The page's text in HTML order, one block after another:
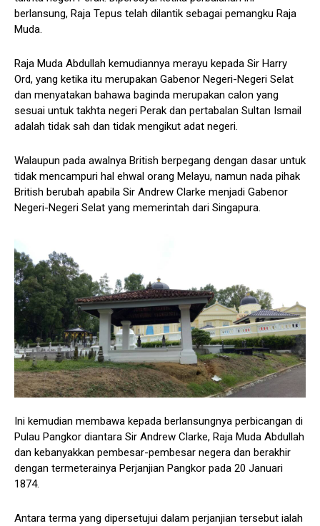
berlansung, Raja Tepus telah dilantik sebagai pemangku Raja
Muda.
Raja Muda Abdullah kemudiannya merayu kepada Sir Harry
Ord, yang ketika itu merupakan Gabenor Negeri-Negeri Selat
dan menyatakan bahawa baginda merupakan calon yang
sesuai untuk takhta negeri Perak dan pertabalan Sultan Ismail
adalah tidak sah dan tidak mengikut adat negeri.
Walaupun pada awalnya British berpegang dengan dasar untuk
tidak mencampuri hal ehwal orang Melayu, namun nada pihak
British berubah apabila Sir Andrew Clarke menjadi Gabenor
Negeri-Negeri Selat yang memerintah dari Singapura.
Ini kemudian membawa kepada berlansungnya perbicangan di
Pulau Pangkor diantara Sir Andrew Clarke, Raja Muda Abdullah
dan kebanyakkan pembesar-pembesar negera dan berakhir
dengan termeterainya Perjanjian Pangkor pada 20 Januari
1874.
Antara terma yang dipersetujui dalam perjanjian tersebut ialah